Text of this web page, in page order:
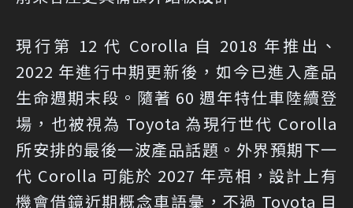
現行第 12 代 Corolla 自 2018 年推出、
2022 年進行中期更新後，如今已進入產品
生命週期末段。隨著 60 週年特仕車陸續登
場，也被視為 Toyota 為現行世代 Corolla
所安排的最後一波產品話題。外界預期下一
代 Corolla 可能於 2027 年亮相，設計上有
機會借鏡近期概念車語彙，不過 Toyota 目